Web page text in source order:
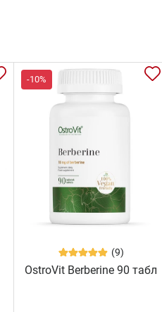
-10%
(9)
OstroVit Berberine 90 табл